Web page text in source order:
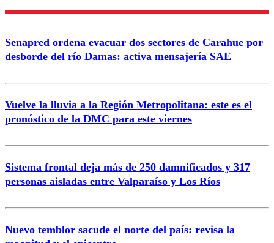
Nombre
Correo
Enviar comentario
Senapred ordena evacuar dos sectores de Carahue por
desborde del río Damas: activa mensajería SAE
Vuelve la lluvia a la Región Metropolitana: este es el
pronóstico de la DMC para este viernes
Sistema frontal deja más de 250 damnificados y 317
personas aisladas entre Valparaíso y Los Ríos
Nuevo temblor sacude el norte del país: revisa la